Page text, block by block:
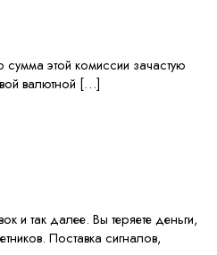
этой комиссии зачастую
валютной […]
и так далее. Вы теряете деньги,
Поставка сигналов,